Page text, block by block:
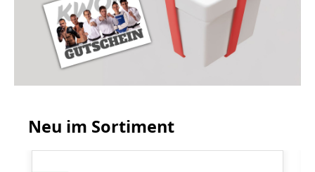
Neu im Sortiment